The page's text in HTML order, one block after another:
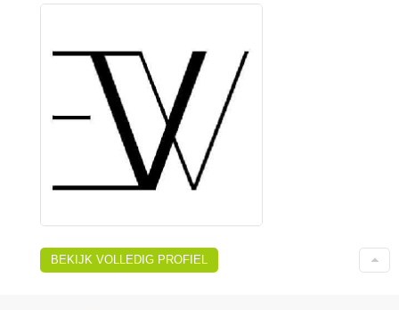
BEKIJK VOLLEDIG PROFIEL